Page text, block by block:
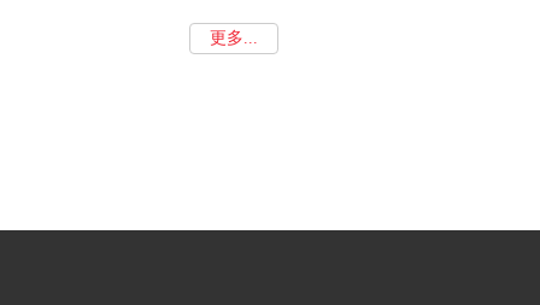
更多...